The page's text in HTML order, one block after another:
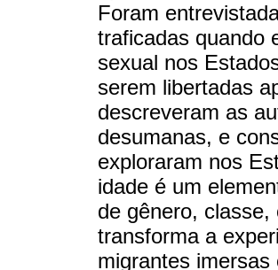
Foram
traficadas quando
sexual nos
serem libertadas
descreveram as
desumanas, e
exploraram nos
idade é um
de gênero, classe,
transforma a
migrantes